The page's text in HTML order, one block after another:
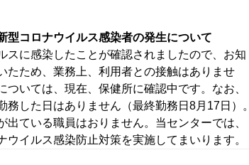
型コロナウイルス感染者の発生について
スに感染したことが確認されましたので、お知
たため、業務上、利用者との接触はありませ
いては、現在、保健所に確認中です。なお、
した日はありません（最終勤務日8月17日）。
ている職員はおりません。当センターでは、
イルス感染防止対策を実施してまいります。